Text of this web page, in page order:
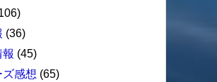
(36)
(45)
ズ感想 (65)